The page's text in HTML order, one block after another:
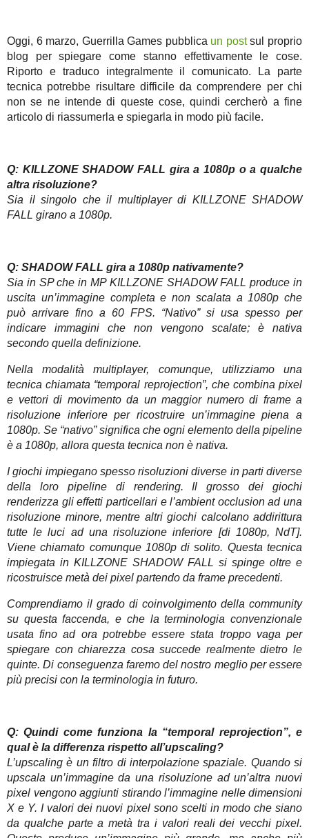
Oggi, 6 marzo, Guerrilla Games pubblica un postsul proprio
blog per spiegare come stanno effettivamente le cose.
Riporto e traduco integralmente il comunicato. La parte
tecnica potrebbe risultare difficile da comprendere per chi
non se ne intende di queste cose, quindi cercherò a fine
articolo di riassumerla e spiegarla in modo più facile.
Q: KILLZONE SHADOW FALL gira a 1080p o a qualche
altra risoluzione?
Sia il singolo che il multiplayer di KILLZONE SHADOW
FALL girano a 1080p.
Q: SHADOW FALL gira a 1080p nativamente?
Sia in SP che in MP KILLZONE SHADOW FALL produce in
uscita un’immagine completa e non scalata a 1080p che
può arrivare fino a 60 FPS. “Nativo” si usa spesso per
indicare immagini che non vengono scalate; è nativa
secondo quella definizione.
Nella modalità multiplayer, comunque, utilizziamo una
tecnica chiamata “temporal reprojection”, che combina pixel
e vettori di movimento da un maggior numero di frame a
risoluzione inferiore per ricostruire un’immagine piena a
1080p. Se “nativo” significa che ogni elemento della pipeline
è a 1080p, allora questa tecnica non è nativa.
I giochi impiegano spesso risoluzioni diverse in parti diverse
della loro pipeline di rendering. Il grosso dei giochi
renderizza gli effetti particellari e l’ambient occlusion ad una
risoluzione minore, mentre altri giochi calcolano addirittura
tutte le luci ad una risoluzione inferiore [di 1080p, NdT].
Viene chiamato comunque 1080p di solito. Questa tecnica
impiegata in KILLZONE SHADOW FALL si spinge oltre e
ricostruisce metà dei pixel partendo da frame precedenti.
Comprendiamo il grado di coinvolgimento della community
su questa faccenda, e che la terminologia convenzionale
usata fino ad ora potrebbe essere stata troppo vaga per
spiegare con chiarezza cosa succede realmente dietro le
quinte. Di conseguenza faremo del nostro meglio per essere
più precisi con la terminologia in futuro.
Q: Quindi come funziona la “temporal reprojection”, e
qual è la differenza rispetto all’upscaling?
L’upscaling è un filtro di interpolazione spaziale. Quando si
upscala un’immagine da una risoluzione ad un’altra nuovi
pixel vengono aggiunti stirando l’immagine nelle dimensioni
X e Y. I valori dei nuovi pixel sono scelti in modo che siano
da qualche parte a metà tra i valori reali dei vecchi pixel.